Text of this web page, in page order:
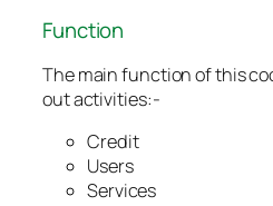
Function
The main function of this
out activities:-
Credit
Users
Services